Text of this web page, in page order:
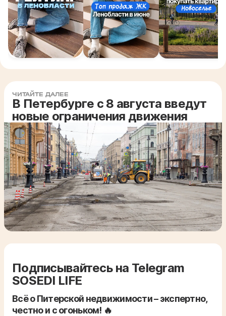
ЧИТАЙТЕ ДАЛЕЕ
В Петербурге с 8 августа введут
новые ограничения движения
Подписывайтесь на Telegram
SOSEDI LIFE
Всё о Питерской недвижимости – экспертно,
честно и с огоньком! 🔥